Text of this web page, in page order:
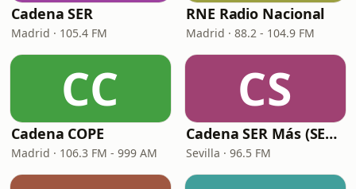
Cadena SER
Madrid · 105.4 FM
RNE Radio Nacional
Madrid · 88.2 - 104.9 FM
CC
Cadena COPE
Madrid · 106.3 FM - 999 AM
CS
Cadena SER Más (SER+ Sevilla)
Sevilla · 96.5 FM